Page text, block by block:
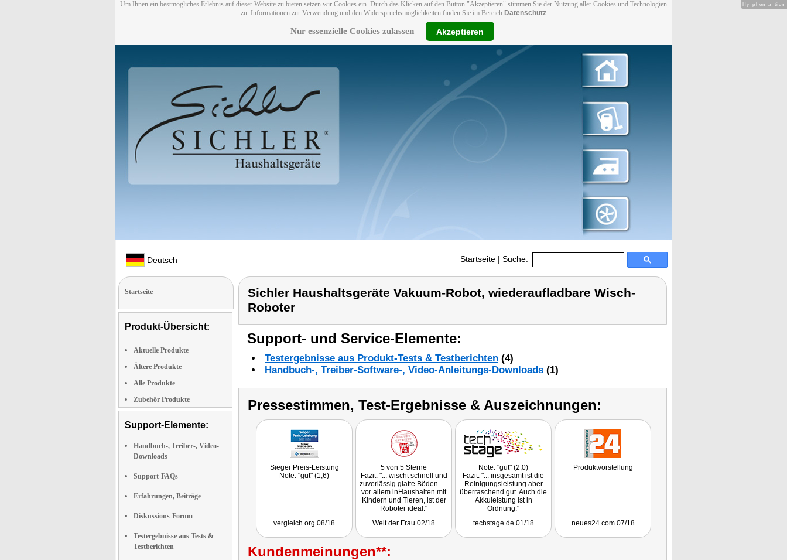
Um Ihnen ein bestmögliches Erlebnis auf dieser Website zu bieten setzen wir Cookies ein. Durch das Klicken auf den Button "Akzeptieren" stimmen Sie der Nutzung aller Cookies und Technologien
zu. Informationen zur Verwendung und den Widerspruchsmöglichkeiten finden Sie im Bereich Datenschutz
Nur essenzielle Cookies zulassen Akzeptieren
Deutsch Startseite | Suche:
Startseite
Produkt-Übersicht:
Aktuelle Produkte
Ältere Produkte
Alle Produkte
Zubehör Produkte
Support-Elemente:
Handbuch-, Treiber-, Video-
Downloads
Support-FAQs
Erfahrungen, Beiträge
Diskussions-Forum
Testergebnisse aus Tests &
Testberichten
Sichler Haushaltsgeräte Vakuum-Robot, wiederaufladbare Wisch-
Roboter
Support- und Service-Elemente:
Testergebnisse aus Produkt-Tests & Testberichten (4)
Handbuch-, Treiber-Software-, Video-Anleitungs-Downloads (1)
Pressestimmen, Test-Ergebnisse & Auszeichnungen:
Sieger Preis-Leistung
Note: "gut" (1,6)
vergleich.org 08/18
5 von 5 Sterne
Fazit: "... wischt schnell und
zuverlässig glatte Böden. …
vor allem inHaushalten mit
Kindern und Tieren, ist der
Roboter ideal."
Welt der Frau 02/18
Note: "gut" (2,0)
Fazit: "... insgesamt ist die
Reinigungsleistung aber
überraschend gut. Auch die
Akkuleistung ist in
Ordnung."
techstage.de 01/18
Produktvorstellung
neues24.com 07/18
Kundenmeinungen**:
Hy-phen-a-tion